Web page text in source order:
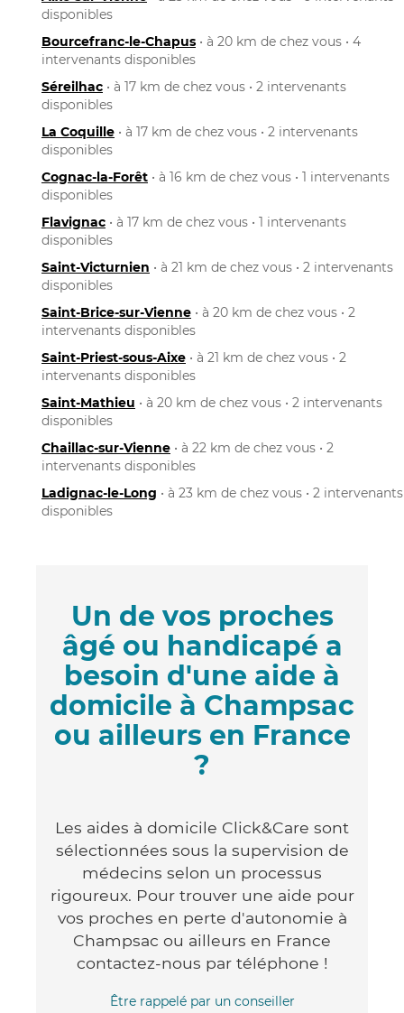
disponibles
Bourcefranc-le-Chapus • à 20 km de chez vous • 4
intervenants disponibles
Séreilhac • à 17 km de chez vous • 2 intervenants
disponibles
La Coquille • à 17 km de chez vous • 2 intervenants
disponibles
Cognac-la-Forêt • à 16 km de chez vous • 1 intervenants
disponibles
Flavignac • à 17 km de chez vous • 1 intervenants
disponibles
Saint-Victurnien • à 21 km de chez vous • 2 intervenants
disponibles
Saint-Brice-sur-Vienne • à 20 km de chez vous • 2
intervenants disponibles
Saint-Priest-sous-Aixe • à 21 km de chez vous • 2
intervenants disponibles
Saint-Mathieu • à 20 km de chez vous • 2 intervenants
disponibles
Chaillac-sur-Vienne • à 22 km de chez vous • 2
intervenants disponibles
Ladignac-le-Long • à 23 km de chez vous • 2 intervenants
disponibles
Un de vos proches
âgé ou handicapé a
besoin d'une aide à
domicile à Champsac
ou ailleurs en France
?
Les aides à domicile Click&Care sont
sélectionnées sous la supervision de
médecins selon un processus
rigoureux. Pour trouver une aide pour
vos proches en perte d'autonomie à
Champsac ou ailleurs en France
contactez-nous par téléphone !
Être rappelé par un conseiller